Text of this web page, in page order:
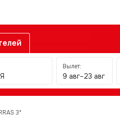
Вылет:
9 авг–23 авг
3*